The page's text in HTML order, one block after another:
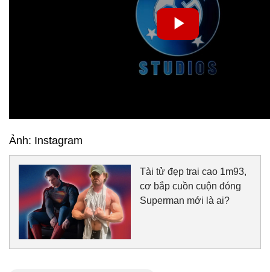
Ảnh: Instagram
Tài tử đẹp trai cao 1m93,
cơ bắp cuồn cuộn đóng
Superman mới là ai?